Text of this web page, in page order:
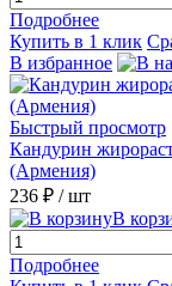
Подробнее
Купить в 1 клик
В избранное
Быстрый просмотр
Кандурин
(Армения)
236 ₽ / шт
В
Подробнее